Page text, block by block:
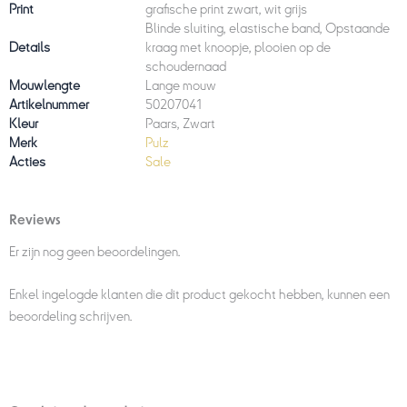
Print grafische print zwart, wit grijs
Details
Blinde sluiting, elastische band, Opstaande
kraag met knoopje, plooien op de
schoudernaad
Mouwlengte
Lange mouw
Artikelnummer
50207041
Kleur
Paars, Zwart
Merk
Pulz
Acties
Sale
Reviews
Er zijn nog geen beoordelingen.
Enkel ingelogde klanten die dit product gekocht hebben, kunnen een
beoordeling schrijven.